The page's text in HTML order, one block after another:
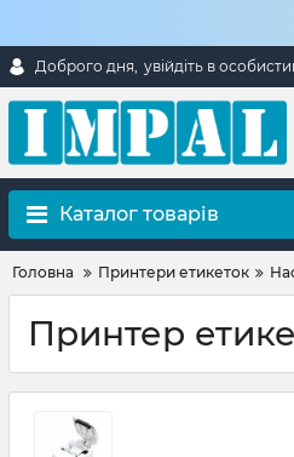
Доброго дня, увійдіть в
Каталог товарів
Головна Принтери етикеток
Принтер